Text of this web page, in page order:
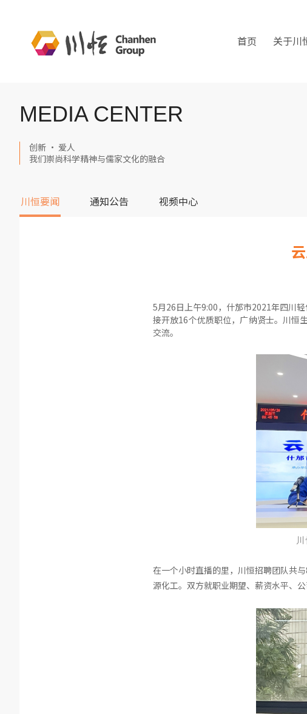
首页 关于川
MEDIA CENTER
创新 · 爱人
我们崇尚科学精神与儒家文化的融合
川恒要闻 通知公告 视频中心
5月26日上午9:00，什邡市2021年四川
接开放16个优质职位，广纳贤士。川恒
交流。
在一个小时直播的里，川恒招聘团队共
源化工。双方就职业期望、薪资水平、公